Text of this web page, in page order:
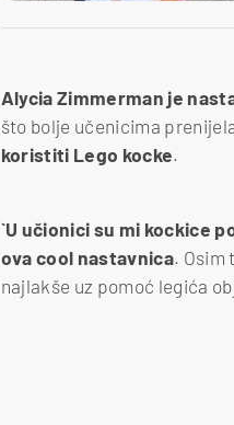
Alycia Zimmerman je
što bolje učenicima
koristiti Lego kocke.
`U učionici su mi kockice
ova cool nastavnica. Osim
najlakše uz pomoć legića